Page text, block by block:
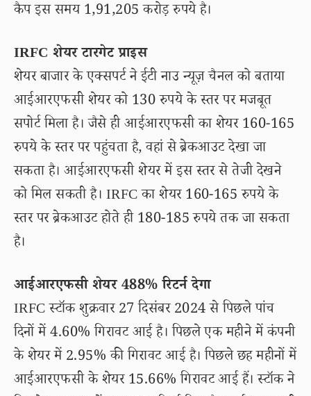
कैप इस समय 1,91,205 करोड़ रुपये है।
IRFC शेयर टारगेट प्राइस
शेयर बाजार के एक्सपर्ट ने ईटी नाउ न्यूज़ चैनल को बताया
आईआरएफसी शेयर को 130 रुपये के स्तर पर मजबूत
सपोर्ट मिला है। जैसे ही आईआरएफसी का शेयर 160-165
रुपये के स्तर पर पहुंचता है, वहां से ब्रेकआउट देखा जा
सकता है। आईआरएफसी शेयर में इस स्तर से तेजी देखने
को मिल सकती है। IRFC का शेयर 160-165 रुपये के
स्तर पर ब्रेकआउट होते ही 180-185 रुपये तक जा सकता
है।
आईआरएफसी शेयर 488% रिटर्न देगा
IRFC स्टॉक शुक्रवार 27 दिसंबर 2024 से पिछले पांच
दिनों में 4.60% गिरावट आई है। पिछले एक महीने में कंपनी
के शेयर में 2.95% की गिरावट आई है। पिछले छह महीनों में
आईआरएफसी के शेयर 15.66% गिरावट आई हैं। स्टॉक ने